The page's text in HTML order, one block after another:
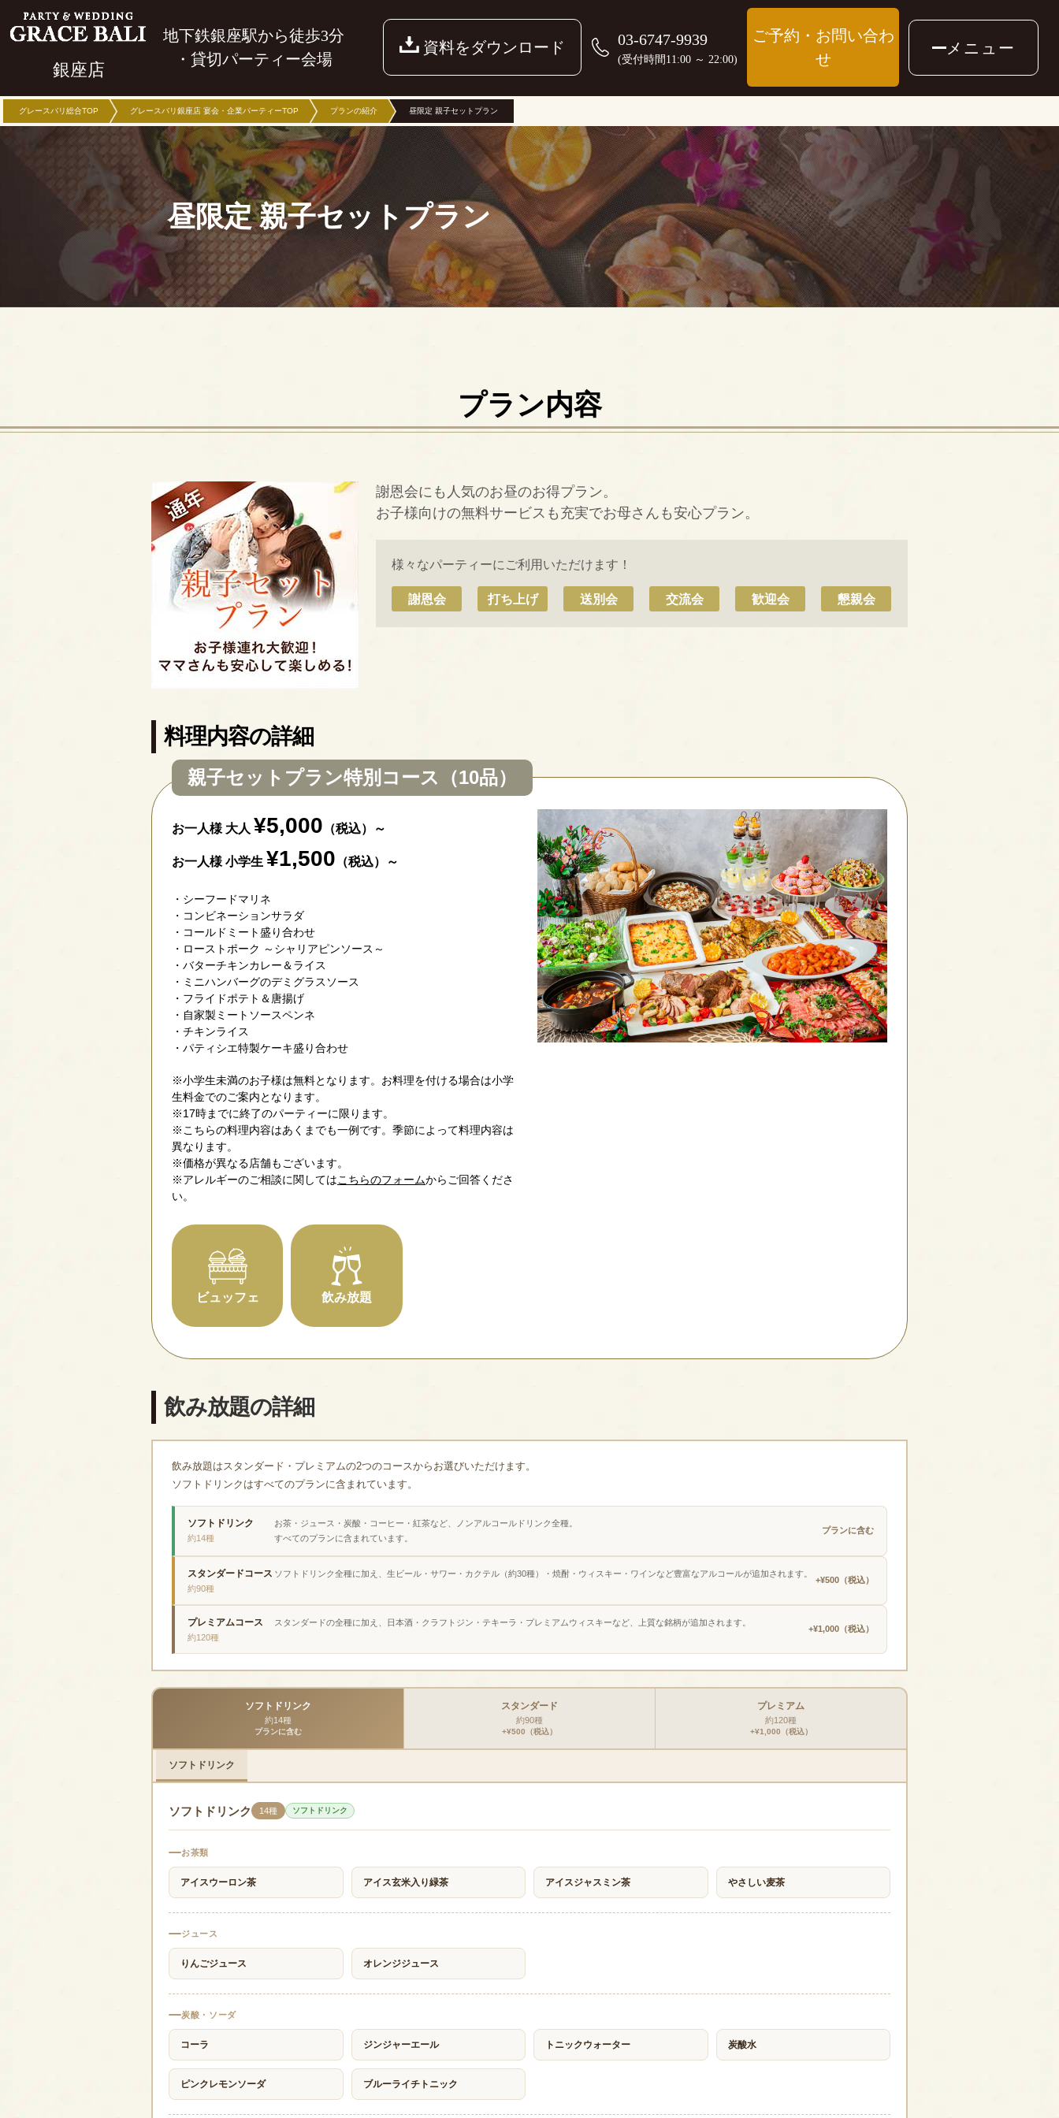
銀座店
地下鉄銀座駅から徒歩3分
・貸切パーティー会場
資料をダウンロード 03-6747-9939
(受付時間11:00 ～ 22:00)
ご予約・お問い合わ
せ
メニュー
グレースバリ総合TOP グレースバリ銀座店 宴会・企業パーティーTOP プランの紹介 昼限定 親子セットプラン
昼限定 親子セットプラン
プラン内容
謝恩会にも人気のお昼のお得プラン。
お子様向けの無料サービスも充実でお母さんも安心プラン。
様々なパーティーにご利用いただけます！
謝恩会 打ち上げ 送別会 交流会 歓迎会 懇親会
料理内容の詳細
親子セットプラン特別コース（10品）
お一人様 大人 ¥5,000 （税込）～
お一人様 小学生 ¥1,500 （税込）～
シーフードマリネ
コンビネーションサラダ
コールドミート盛り合わせ
ローストポーク ～シャリアピンソース～
バターチキンカレー＆ライス
ミニハンバーグのデミグラスソース
フライドポテト＆唐揚げ
自家製ミートソースペンネ
チキンライス
パティシエ特製ケーキ盛り合わせ
※小学生未満のお子様は無料となります。お料理を付ける場合は小学
生料金でのご案内となります。
※17時までに終了のパーティーに限ります。
※こちらの料理内容はあくまでも一例です。季節によって料理内容は
異なります。
※価格が異なる店舗もございます。
※アレルギーのご相談に関してはこちらのフォームからご回答くださ
い。
ビュッフェ 飲み放題
飲み放題の詳細
飲み放題はスタンダード・プレミアムの2つのコースからお選びいただけます。
ソフトドリンクはすべてのプランに含まれています。
ソフトドリンク
約14種
お茶・ジュース・炭酸・コーヒー・紅茶など、ノンアルコールドリンク全種。
すべてのプランに含まれています。
プランに含む
スタンダードコース
約90種
ソフトドリンク全種に加え、生ビール・サワー・カクテル（約30種）・焼酎・ウィスキー・ワインなど豊富なアルコールが追加されます。
+¥500（税込）
プレミアムコース
約120種
スタンダードの全種に加え、日本酒・クラフトジン・テキーラ・プレミアムウィスキーなど、上質な銘柄が追加されます。
+¥1,000（税込）
ソフトドリンク
約14種
プランに含む
スタンダード
約90種
+¥500（税込）
プレミアム
約120種
+¥1,000（税込）
ソフトドリンク
ソフトドリンク 14種 ソフトドリンク
お茶類
アイスウーロン茶 アイス玄米入り緑茶 アイスジャスミン茶 やさしい麦茶
ジュース
りんごジュース オレンジジュース
炭酸・ソーダ
コーラ ジンジャーエール トニックウォーター 炭酸水
ピンクレモンソーダ ブルーライチトニック